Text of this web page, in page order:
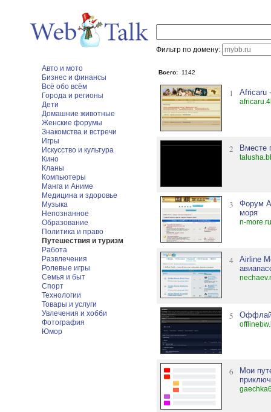
Фильтр по домену:
Авто и мото
Бизнес и финансы
Всё обо всём
Города и регионы
Дети
Домашние животные
Женские форумы
Знакомства и встречи
Игры
Искусство и культура
Кино
Кланы
Компьютеры
Манга и Аниме
Медицина и здоровье
Музыка
Непознанное
Образование
Политика и право
Путешествия и туризм
Работа
Развлечения
Ролевые игры
Семья и быт
Спорт
Технологии
Товары и услуги
Увлечения и хобби
Фотография
Юмор
Всего: 1142
1 Africaru
2 Вместе
3
Форум
моря
n-more.ru
4
Airline
5
6
Мои